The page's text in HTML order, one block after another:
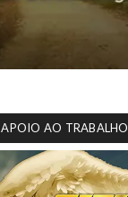
APOIO AO TRABALHO